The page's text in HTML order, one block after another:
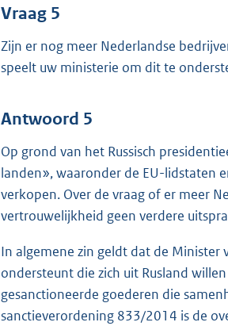
Vraag 5
Zijn er nog meer Nederlandse
speelt uw ministerie om dit te
Antwoord 5
Op grond van het Russisch
landen», waaronder de EU-lidstaten
verkopen. Over de vraag of er meer
vertrouwelijkheid geen verdere
In algemene zin geldt dat de Minister
ondersteunt die zich uit Rusland
gesanctioneerde goederen die
sanctieverordening 833/2014 is de